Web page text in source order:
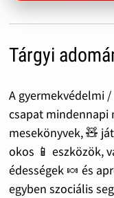
Tárgyi
A gyermekvédelmi
csapat mindennapi
mesekönyvek, 🧸
okos 📱 eszközök,
édességek 🍬 és
egyben szociális